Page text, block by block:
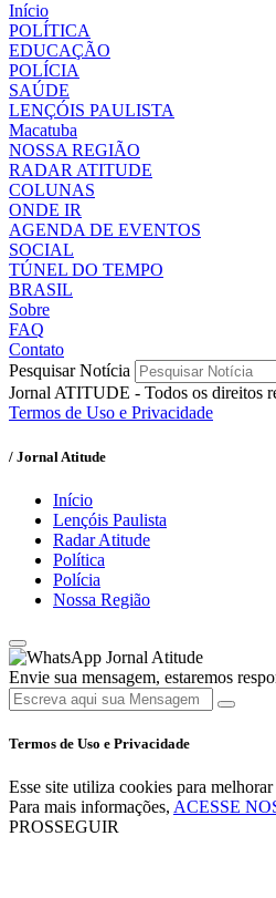
Início
POLÍTICA
EDUCAÇÃO
POLÍCIA
SAÚDE
LENÇÓIS PAULISTA
Macatuba
NOSSA REGIÃO
RADAR ATITUDE
COLUNAS
ONDE IR
AGENDA DE EVENTOS
SOCIAL
TÚNEL DO TEMPO
BRASIL
Sobre
FAQ
Contato
Pesquisar Notícia
Jornal ATITUDE - Todos os direitos
Termos de Uso e Privacidade
/ Jornal Atitude
Início
Lençóis Paulista
Radar Atitude
Política
Polícia
Nossa Região
Jornal Atitude
Envie sua mensagem, estaremos
Termos de Uso e Privacidade
Esse site utiliza cookies para
Para mais informações, ACESSE
PROSSEGUIR